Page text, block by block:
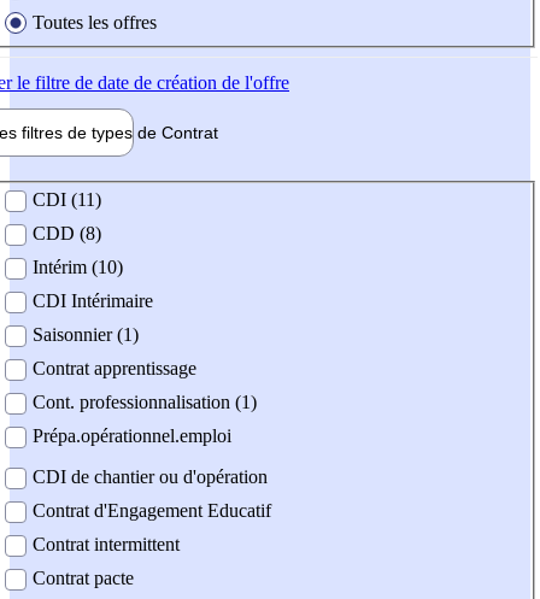
Toutes les offres
le filtre de date de création de l'offre
filtres de types de Contrat
contrat
CDI (11)
CDD (8)
Intérim (10)
CDI Intérimaire
Saisonnier (1)
Contrat apprentissage
Cont. professionnalisation (1)
Prépa.opérationnel.emploi
CDI de chantier ou d'opération
Contrat d'Engagement Educatif
Contrat intermittent
Contrat pacte